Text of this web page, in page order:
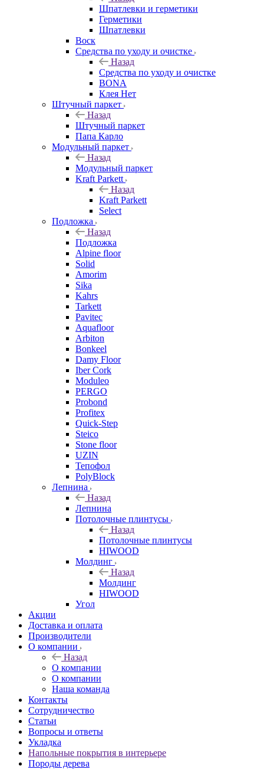
Шпатлевки и герметики
Герметики
Шпатлевки
Воск
Средства по уходу и очистке
Назад
Средства по уходу и очистке
BONA
Клея Нет
Штучный паркет
Назад
Штучный паркет
Папа Карло
Модульный паркет
Назад
Модульный паркет
Kraft Parkett
Назад
Kraft Parkett
Select
Подложка
Назад
Подложка
Alpine floor
Solid
Amorim
Sika
Kahrs
Tarkett
Pavitec
Aquafloor
Arbiton
Bonkeel
Damy Floor
Iber Cork
Moduleo
PERGO
Probond
Profitex
Quick-Step
Steico
Stone floor
UZIN
Тепофол
PolyBlock
Лепнина
Назад
Лепнина
Потолочные плинтусы
Назад
Потолочные плинтусы
HIWOOD
Молдинг
Назад
Молдинг
HIWOOD
Угол
Акции
Доставка и оплата
Производители
О компании
Назад
О компании
О компании
Наша команда
Контакты
Сотрудничество
Статьи
Вопросы и ответы
Укладка
Напольные покрытия в интерьере
Породы дерева